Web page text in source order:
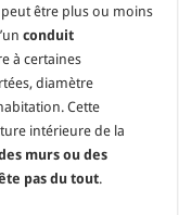
peut être plus ou moins
conduit
à certaines
diamètre
Cette
intérieure de la
murs ou des
pas du tout.